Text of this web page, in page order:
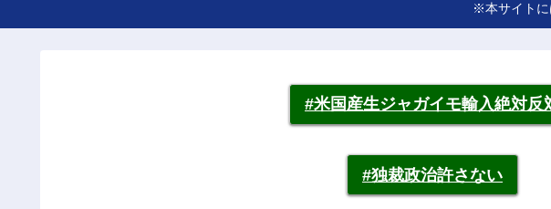
※本サイトに
#米国産生ジャガイモ輸入絶対反
#独裁政治許さない